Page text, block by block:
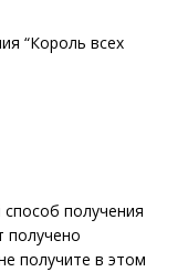
“Король всех
получения
получено
получите в этом